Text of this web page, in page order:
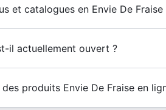
allié incontournable. Envie de
soldes saisonnières comme les
Rentrée des classes et les
des événements français tels que
Avant de vous rendre en
et catalogues en Envie De Fraise
À Paris, elle dispose de
à la clientèle et un blog avec des
il actuellement ouvert ?
de 10h30 à 19h.
produits Envie De Fraise en